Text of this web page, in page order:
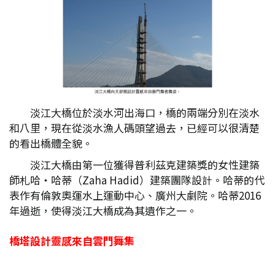
淡江大橋位於淡水河出海口，橋的兩端分別在淡水
和八里，現在從淡水漁人碼頭望過去，已經可以很清楚
的看出橋體全貌。
淡江大橋由第一位獲得普利茲克建築獎的女性建築
師札哈‧哈蒂（Zaha Hadid）建築團隊設計。哈蒂的代
表作有倫敦奧運水上運動中心、廣州大劇院。哈蒂2016
年過逝，使得淡江大橋成為其遺作之一。
橋塔設計靈感來自雲門舞集